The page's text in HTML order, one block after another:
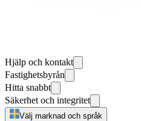
Hjälp och kontakt
Fastighetsbyrån
Hitta snabbt
Säkerhet och integritet
Välj marknad och språk